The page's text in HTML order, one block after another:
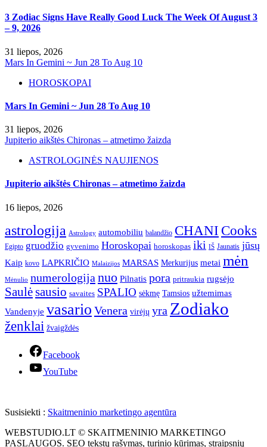
3 Zodiac Signs Have Really Good Luck The Week Of August 3
– 9, 2026
31 liepos, 2026
Mars In Gemini ~ Jun 28 To Aug 10
HOROSKOPAI
Mars In Gemini ~ Jun 28 To Aug 10
31 liepos, 2026
Jupiterio aikštės Chironas – atmetimo žaizda
ASTROLOGINĖS NAUJIENOS
Jupiterio aikštės Chironas – atmetimo žaizda
16 liepos, 2026
astrologija Astrology automobiliu balandžio CHANI Cooks
Egipto gruodžio gyvenimo Horoskopai horoskopas iki IŠ Jaunatis jūsų
Kaip kovo LAPKRIČIO Malaizijos MARSAS Merkurijus metai mėn
Mėnulio numerologija nuo Pilnatis pora pritraukia rugsėjo
Saulėsausio savaites SPALIO sėkmę Tamsios užtemimas
Vandenyje vasario Venera virėjų yra Zodiako
ženklai žvaigždės
Facebook
YouTube
Susisiekti : Skaitmeninio marketingo agentūra
WEBSTUDIO.LT © SKAITMENINIO MARKETINGO
PASLAUGOS. SEO tekstų rašymas, turinio kūrimas, straipsnių